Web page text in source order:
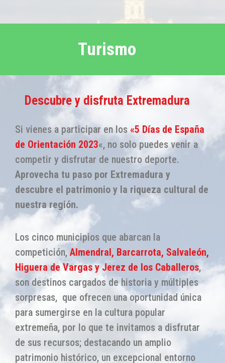
Turismo
Descubre y disfruta Extremadura
Si vienes a participar en los «5 Días de España
de Orientación 2023«, no solo puedes venir a
competir y disfrutar de nuestro deporte.
Aprovecha tu paso por Extremadura y
descubre el patrimonio y la riqueza cultural de
nuestra región.
Los cinco municipios que abarcan la
competición, Almendral, Barcarrota, Salvaleón,
Higuera de Vargas y Jerez de los Caballeros,
son destinos cargados de historia y múltiples
sorpresas, que ofrecen una oportunidad única
para sumergirse en la cultura popular
extremeña, por lo que te invitamos a disfrutar
de sus recursos; destacando un amplio
patrimonio histórico, un excepcional entorno